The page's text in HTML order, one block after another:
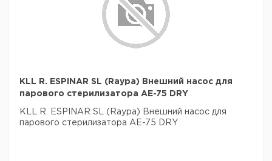
KLL R. ESPINAR SL (Raypa) Внешний насос для
парового стерилизатора AE-75 DRY
KLL R. ESPINAR SL (Raypa) Внешний насос для
парового стерилизатора AE-75 DRY